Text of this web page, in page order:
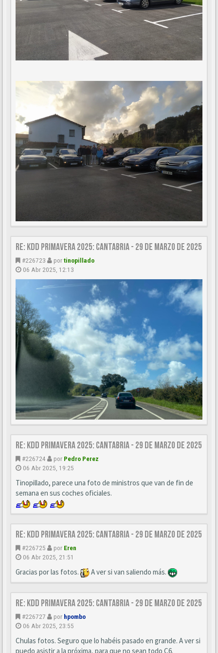
Re: KDD Primavera 2025: Cantabria - 29 de Marzo de 2025
#226723 portinopillado
06 Abr 2025, 12:13
Re: KDD Primavera 2025: Cantabria - 29 de Marzo de 2025
#226724 por Pedro Perez
06 Abr 2025, 19:25
Tinopillado, parece una foto de ministros que van de fin de
semana en sus coches oficiales.
Re: KDD Primavera 2025: Cantabria - 29 de Marzo de 2025
#226725 por Eren
06 Abr 2025, 21:51
Gracias por las fotos. A ver si van saliendo más.
Re: KDD Primavera 2025: Cantabria - 29 de Marzo de 2025
#226727 por hpombo
06 Abr 2025, 23:55
Chulas fotos. Seguro que lo habéis pasado en grande. A ver si
puedo asistir a la próxima, para que no sean todo C6.